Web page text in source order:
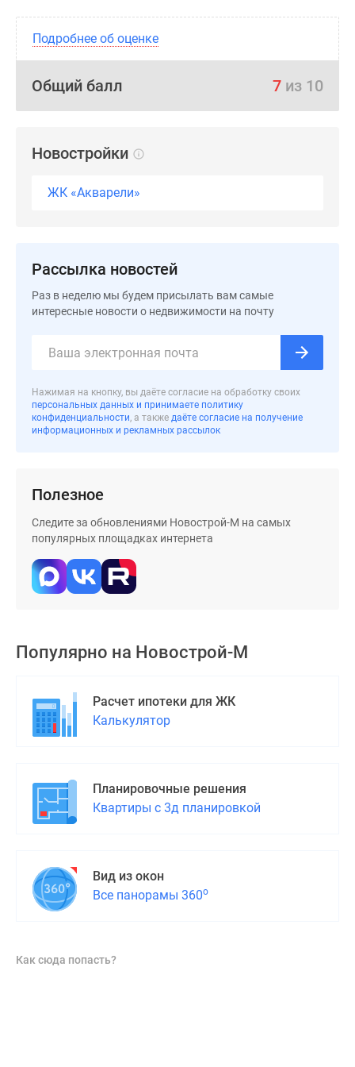
Подробнее об оценке
Общий балл 7 из 10
Новостройки
ЖК «Акварели»
Рассылка новостей
Раз в неделю мы будем присылать вам самые
интересные новости о недвижимости на почту
Нажимая на кнопку, вы даёте согласие на обработку своих
персональных данных и принимаете политику
конфиденциальности, а также даёте согласие на получение
информационных и рекламных рассылок
Полезное
Следите за обновлениями Новострой-М на самых
популярных площадках интернета
Популярно на Новострой-М
Расчет ипотеки для ЖК
Калькулятор
Планировочные решения
Квартиры с 3д планировкой
Вид из окон
Все панорамы 360о
Как сюда попасть?